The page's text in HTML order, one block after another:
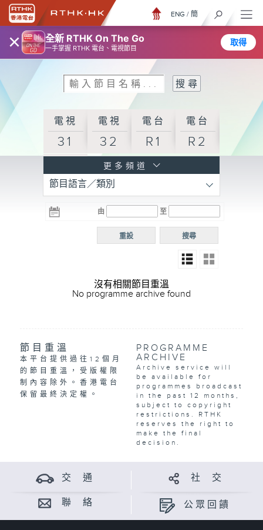
× 全新 RTHK On The Go
一手掌握 RTHK 電台、電視節目
取得
ENG / 簡
電視
31
電視
32
電台
R1
電台
R2
R3
電台 電台
R5
電台
普通
更多頻道
節目語言／類別
由 至
搜尋
重設
沒有相關節目重溫
No programme archive found
節目重溫
本平台提供過往12個月
的節目重溫，受版權限
制內容除外。香港電台
保留最終決定權。
PROGRAMME
ARCHIVE
Archive service will
be available for
programmes broadcast
in the past 12 months,
subject to copyright
restrictions. RTHK
reserves the right to
make the final
decision.
交 通 社 交
聯 絡 公眾回饋